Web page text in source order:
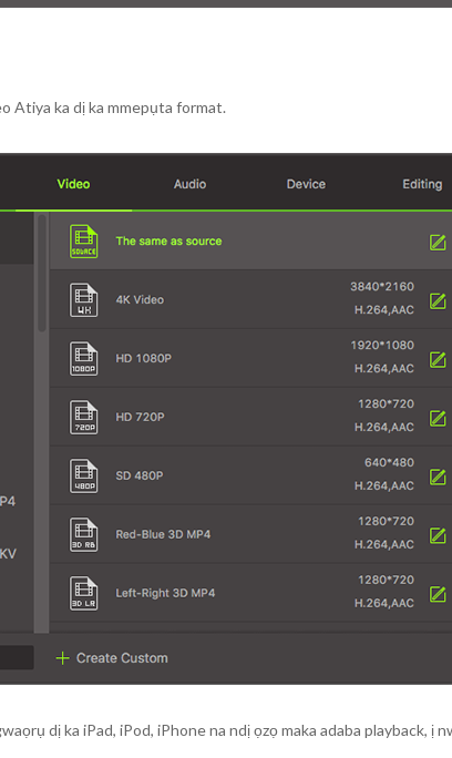
Atiya ka dị ka mmepụta format.
dị ka iPad, iPod, iPhone na ndị ọzọ maka adaba playback, ị